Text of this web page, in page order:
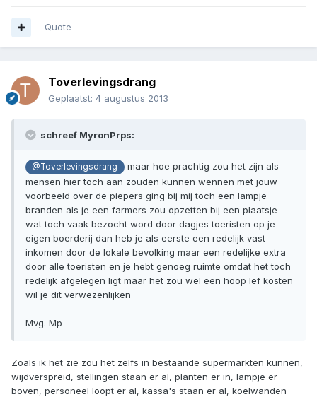
Quote
Toverlevingsdrang
Geplaatst: 4 augustus 2013
schreef MyronPrps:
@Toverlevingsdrang
maar hoe prachtig zou het zijn als
mensen hier toch aan zouden kunnen wennen met jouw
voorbeeld over de piepers ging bij mij toch een lampje
branden als je een farmers zou opzetten bij een plaatsje
wat toch vaak bezocht word door dagjes toeristen op je
eigen boerderij dan heb je als eerste een redelijk vast
inkomen door de lokale bevolking maar een redelijke extra
door alle toeristen en je hebt genoeg ruimte omdat het toch
redelijk afgelegen ligt maar het zou wel een hoop lef kosten
wil je dit verwezenlijken
Mvg. Mp
Zoals ik het zie zou het zelfs in bestaande supermarkten kunnen,
wijdverspreid, stellingen staan er al, planten er in, lampje er
boven, personeel loopt er al, kassa's staan er al, koelwanden